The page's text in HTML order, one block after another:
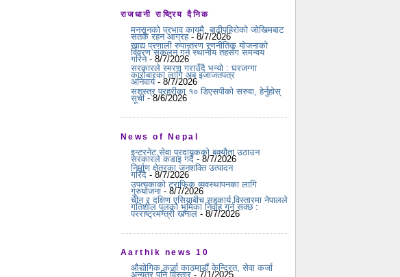
राजधानी राष्ट्रिय दैनिक
मनसुनको प्रभाव कायमै, बाढीपहिरोको जोखिमबाट
सतर्क रहन आग्रह- 8/7/2026
खाद्य प्रणाली रुपान्तरण रणनीतिक योजनाको
विवरण संकलन गर्न स्थानीय तहसँग समन्वय
गरिने- 8/7/2026
सरकारले स्मरण गराउँदै भन्यो : घरजग्गा
कारोबारका लागि अब इजाजतपत्र
अनिवार्य- 8/7/2026
सशस्त्र प्रहरीका १० डिएसपीको सरुवा, हेर्नुहोस्
सूची- 8/6/2026
News of Nepal
इन्टरनेट सेवा प्रदायकको बक्यौता उठाउन
सरकारले कडाइ गर्दै - 8/7/2026
निर्माण क्षेत्रका जनशक्ति उत्पादन
गरिँदै - 8/7/2026
उपत्यकाको ट्राफिक व्यवस्थापनका लागि
गुरुयोजना - 8/7/2026
चीन र दक्षिण एसियाबीच सहकार्य विस्तारमा नेपालले
गतिशील पुलको भूमिका निर्वाह गर्न सक्छ :
परराष्ट्रमन्त्री खनाल - 8/7/2026
Aarthik news 10
औद्योगिक कर्जा काठमाडौं केन्द्रित, सेवा कर्जा
अन्यत्र पनि विस्तार - 7/1/2025